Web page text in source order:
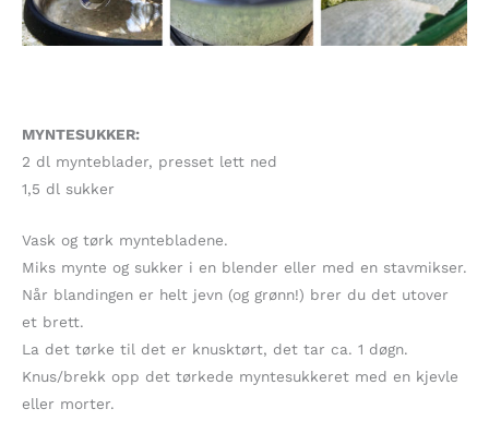
MYNTESUKKER:
2 dl mynteblader, presset lett ned
1,5 dl sukker
Vask og tørk myntebladene.
Miks mynte og sukker i en blender eller med en stavmikser.
Når blandingen er helt jevn (og grønn!) brer du det utover
et brett.
La det tørke til det er knusktørt, det tar ca. 1 døgn.
Knus/brekk opp det tørkede myntesukkeret med en kjevle
eller morter.